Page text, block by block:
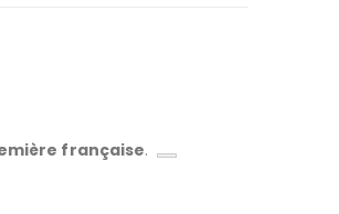
française.